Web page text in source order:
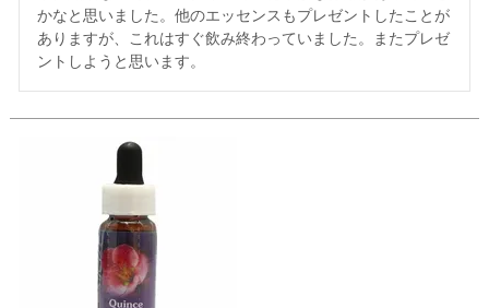
かなと思いました。他のエッセンスもプレゼントしたことが
ありますが、これはすぐ飲み終わっていました。またプレゼ
ントしようと思います。